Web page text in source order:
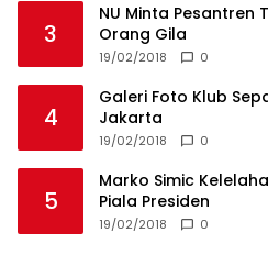
3
NU Minta Pesantren
Orang Gila
19/02/2018 0
4
Galeri Foto Klub
Jakarta
19/02/2018 0
5
Marko Simic
Piala Presiden
19/02/2018 0